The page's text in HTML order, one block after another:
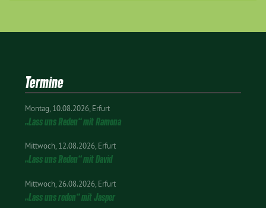
Termine
Montag 10.08.2026 Erfurt
„Lass uns Reden“ mit Ramona
Mittwoch 12.08.2026 Erfurt
„Lass uns Reden“ mit David
Mittwoch 26.08.2026 Erfurt
„Lass uns reden“ mit Jasper